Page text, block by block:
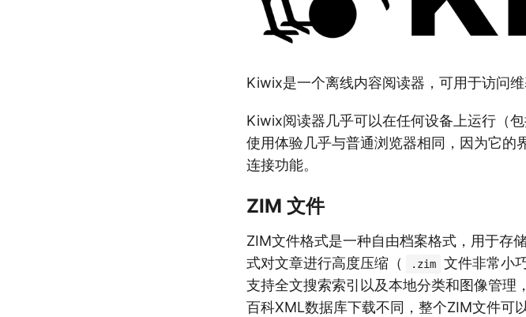
Kiwix是一个离线内容阅读器，可用于访问维
Kiwix阅读器几乎可以在任何设备上运行（
使用体验几乎与普通浏览器相同，因为它的
连接功能。
ZIM 文件
ZIM文件格式是一种自由档案格式，用于存
式对文章进行高度压缩（
.zim
文件非常小
支持全文搜索索引以及本地分类和图像管
百科XML数据库下载不同，整个ZIM文件可